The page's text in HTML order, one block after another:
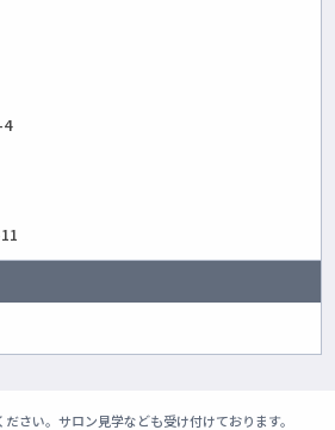
さい。サロン見学なども受け付けております。